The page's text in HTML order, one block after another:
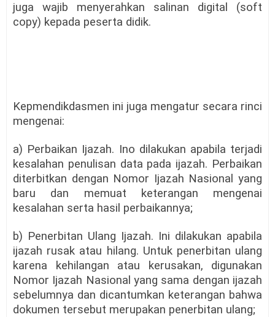
juga wajib menyerahkan salinan digital (soft
copy) kepada peserta didik.
Kepmendikdasmen ini juga mengatur secara rinci
mengenai:
a) Perbaikan Ijazah. Ino dilakukan apabila terjadi
kesalahan penulisan data pada ijazah. Perbaikan
diterbitkan dengan Nomor Ijazah Nasional yang
baru dan memuat keterangan mengenai
kesalahan serta hasil perbaikannya;
b) Penerbitan Ulang Ijazah. Ini dilakukan apabila
ijazah rusak atau hilang. Untuk penerbitan ulang
karena kehilangan atau kerusakan, digunakan
Nomor Ijazah Nasional yang sama dengan ijazah
sebelumnya dan dicantumkan keterangan bahwa
dokumen tersebut merupakan penerbitan ulang;